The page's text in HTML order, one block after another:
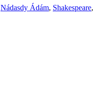
Nádasdy Ádám, Shakespeare,